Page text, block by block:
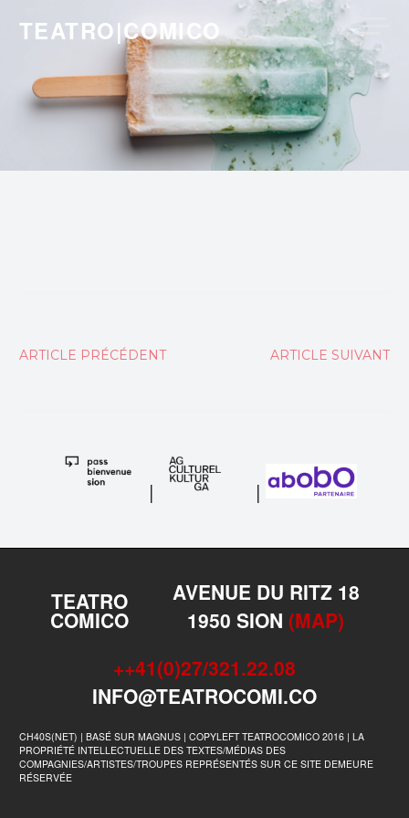
content
TEATRO|COMICO
Navigation
ARTICLE PRÉCÉDENT ARTICLE SUIVANT
| |
TEATRO
COMICO
AVENUE DU RITZ 18
1950 SION (MAP)
++41(0)27/321.22.08
INFO@TEATROCOMI.CO
CH40S(NET) | BASÉ SUR MAGNUS | COPYLEFT TEATROCOMICO 2016 | LA
PROPRIÉTÉ INTELLECTUELLE DES TEXTES/MÉDIAS DES
COMPAGNIES/ARTISTES/TROUPES REPRÉSENTÉS SUR CE SITE DEMEURE
RÉSERVÉE